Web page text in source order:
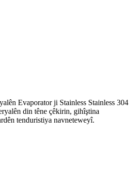
Evaporator ji Stainless Stainless 304
din têne çêkirin, gihîştina
tenduristiya navneteweyî.